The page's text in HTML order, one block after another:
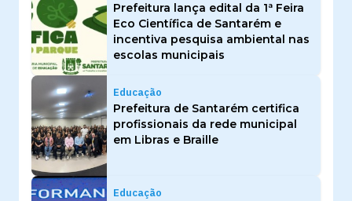
Prefeitura lança edital da 1ª Feira
Eco Científica de Santarém e
incentiva pesquisa ambiental nas
escolas municipais
Educação
Prefeitura de Santarém certifica
profissionais da rede municipal
em Libras e Braille
Educação